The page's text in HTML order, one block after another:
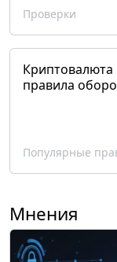
Проверки
Криптовалюта
правила
Популярные
Мнения